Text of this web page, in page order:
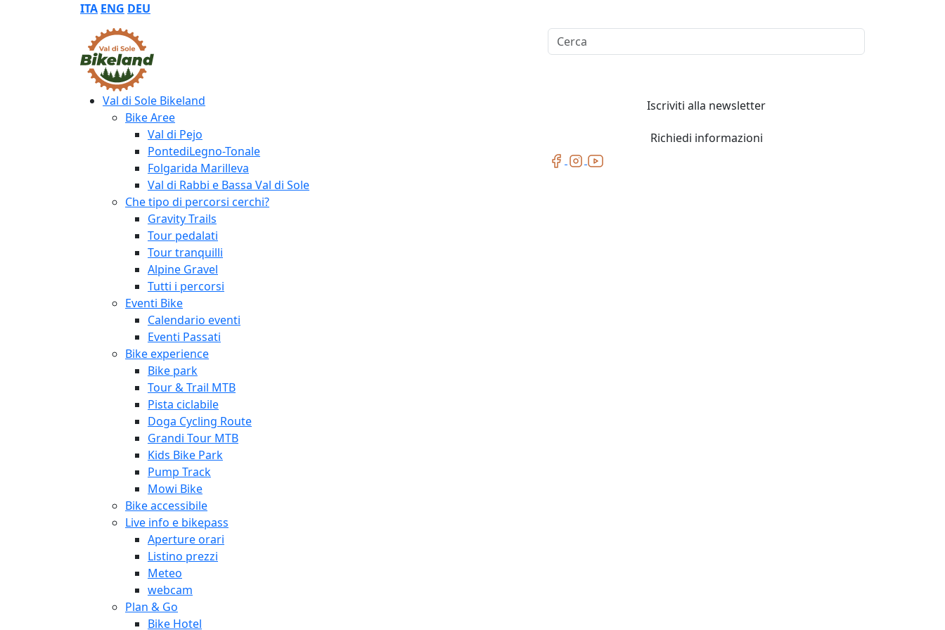
ITA ENG DEU
Cerca
Val di Sole Bikeland
Bike Aree
Val di Pejo
PontediLegno-Tonale
Folgarida Marilleva
Val di Rabbi e Bassa Val di Sole
Che tipo di percorsi cerchi?
Gravity Trails
Tour pedalati
Tour tranquilli
Alpine Gravel
Tutti i percorsi
Eventi Bike
Calendario eventi
Eventi Passati
Bike experience
Bike park
Tour & Trail MTB
Pista ciclabile
Doga Cycling Route
Grandi Tour MTB
Kids Bike Park
Pump Track
Mowi Bike
Bike accessibile
Live info e bikepass
Aperture orari
Listino prezzi
Meteo
webcam
Plan & Go
Bike Hotel
Iscriviti alla newsletter
Richiedi informazioni